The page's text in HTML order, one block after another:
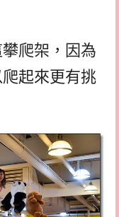
爬架，因為
起來更有挑